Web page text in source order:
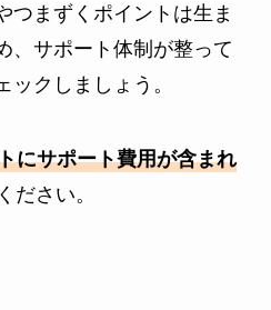
つまずくポイントは生ま
、サポート体制が整って
ックしましょう。
にサポート費用が含まれ
ださい。